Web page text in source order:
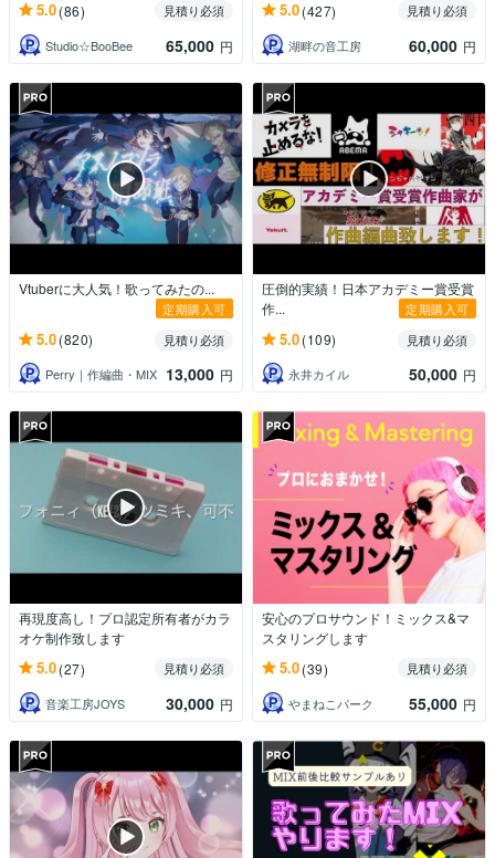
5.0(86)
見積り必須
Studio☆BooBee
65,000 円
5.0(427)
見積り必須
湖畔の音工房
60,000 円
Vtuberに大人気！歌ってみたの...
定期購入可
5.0(820)
見積り必須
Perry｜作編曲・MIX 13,000 円
圧倒的実績！日本アカデミー賞受賞
作...
定期購入可
5.0(109)
見積り必須
永井カイル
50,000 円
再現度高し！プロ認定所有者がカラ
オケ制作致します
5.0(27)
見積り必須
音楽工房JOYS
30,000 円
安心のプロサウンド！ミックス&マ
スタリングします
5.0(39)
見積り必須
やまねこパーク
55,000 円